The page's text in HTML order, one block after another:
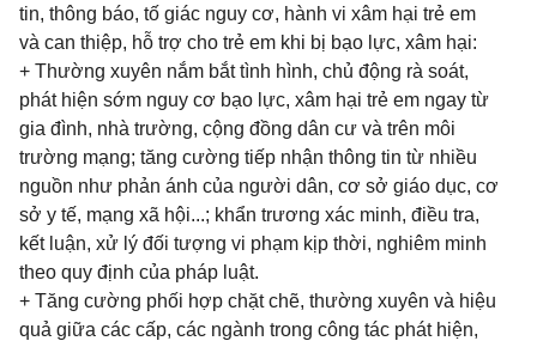
tin, thông báo, tố giác nguy cơ, hành vi xâm hại trẻ em
và can thiệp, hỗ trợ cho trẻ em khi bị bạo lực, xâm hại:
+ Thường xuyên nắm bắt tình hình, chủ động rà soát,
phát hiện sớm nguy cơ bạo lực, xâm hại trẻ em ngay từ
gia đình, nhà trường, cộng đồng dân cư và trên môi
trường mạng; tăng cường tiếp nhận thông tin từ nhiều
nguồn như phản ánh của người dân, cơ sở giáo dục, cơ
sở y tế, mạng xã hội...; khẩn trương xác minh, điều tra,
kết luận, xử lý đối tượng vi phạm kịp thời, nghiêm minh
theo quy định của pháp luật.
+ Tăng cường phối hợp chặt chẽ, thường xuyên và hiệu
quả giữa các cấp, các ngành trong công tác phát hiện,